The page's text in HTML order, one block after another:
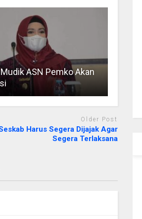
ASN Pemko Akan
Older Post
Harus Segera Dijajak Agar
Segera Terlaksana